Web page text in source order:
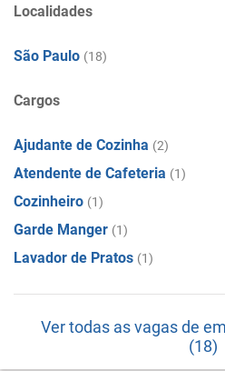
Localidades
São Paulo (18)
Cargos
Ajudante de Cozinha (2)
Atendente de Cafeteria (1)
Cozinheiro (1)
Garde Manger (1)
Lavador de Pratos (1)
Ver todas as vagas de
(18)